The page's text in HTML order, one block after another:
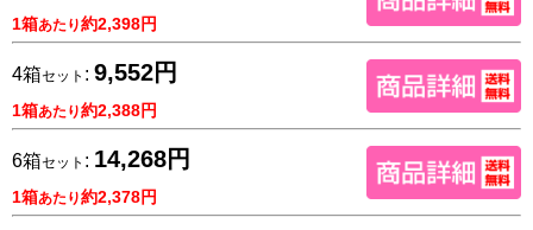
1箱あたり約2,398円
4箱セット : 9,552円
1箱あたり約2,388円
6箱セット : 14,268円
1箱あたり約2,378円